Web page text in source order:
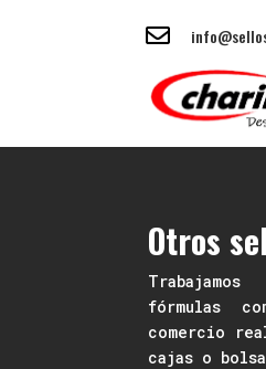

Otros
fórmulas
comercio
cajas o